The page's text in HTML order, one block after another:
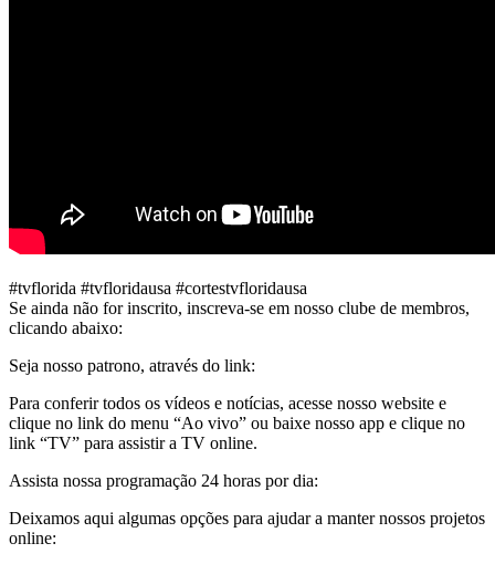
#tvflorida #tvfloridausa #cortestvfloridausa
Se ainda não for inscrito, inscreva-se em nosso clube de membros,
clicando abaixo:
Seja nosso patrono, através do link:
Para conferir todos os vídeos e notícias, acesse nosso website e
clique no link do menu “Ao vivo” ou baixe nosso app e clique no
link “TV” para assistir a TV online.
Assista nossa programação 24 horas por dia:
Deixamos aqui algumas opções para ajudar a manter nossos projetos
online: